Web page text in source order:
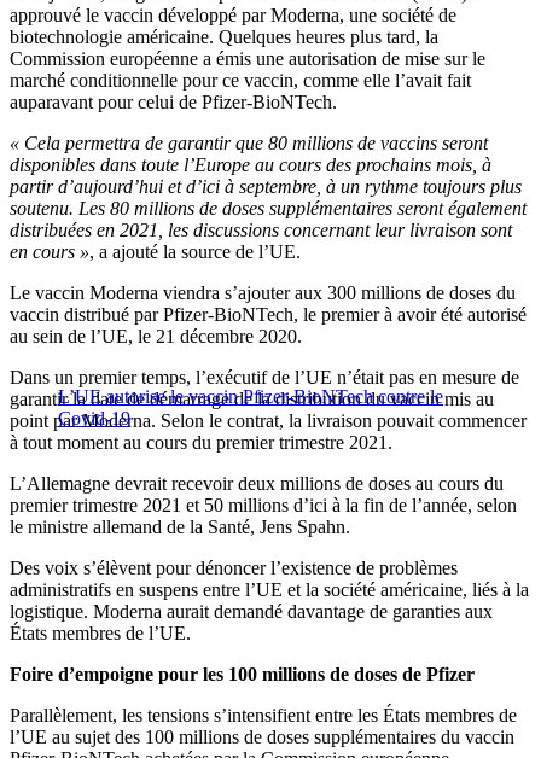
approuvé le vaccin développé par Moderna, une société de
biotechnologie américaine. Quelques heures plus tard, la
Commission européenne a émis une autorisation de mise sur le
marché conditionnelle pour ce vaccin, comme elle l’avait fait
auparavant pour celui de Pfizer-BioNTech.
« Cela permettra de garantir que 80 millions de vaccins seront
disponibles dans toute l’Europe au cours des prochains mois, à
partir d’aujourd’hui et d’ici à septembre, à un rythme toujours plus
soutenu. Les 80 millions de doses supplémentaires seront également
distribuées en 2021, les discussions concernant leur livraison sont
en cours », a ajouté la source de l’UE.
Le vaccin Moderna viendra s’ajouter aux 300 millions de doses du
vaccin distribué par Pfizer-BioNTech, le premier à avoir été autorisé
au sein de l’UE, le 21 décembre 2020.
L’UE autorise le vaccin Pfizer-BioNTech contre le
Covid-19
Dans un premier temps, l’exécutif de l’UE n’était pas en mesure de
garantir la date de démarrage de la distribution du vaccin mis au
point par Moderna. Selon le contrat, la livraison pouvait commencer
à tout moment au cours du premier trimestre 2021.
L’Allemagne devrait recevoir deux millions de doses au cours du
premier trimestre 2021 et 50 millions d’ici à la fin de l’année, selon
le ministre allemand de la Santé, Jens Spahn.
Des voix s’élèvent pour dénoncer l’existence de problèmes
administratifs en suspens entre l’UE et la société américaine, liés à la
logistique. Moderna aurait demandé davantage de garanties aux
États membres de l’UE.
Foire d’empoigne pour les 100 millions de doses de Pfizer
Parallèlement, les tensions s’intensifient entre les États membres de
l’UE au sujet des 100 millions de doses supplémentaires du vaccin